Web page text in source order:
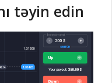
təyin edin